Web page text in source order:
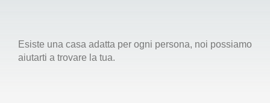
Esiste una casa adatta per ogni persona, noi possiamo
aiutarti a trovare la tua.